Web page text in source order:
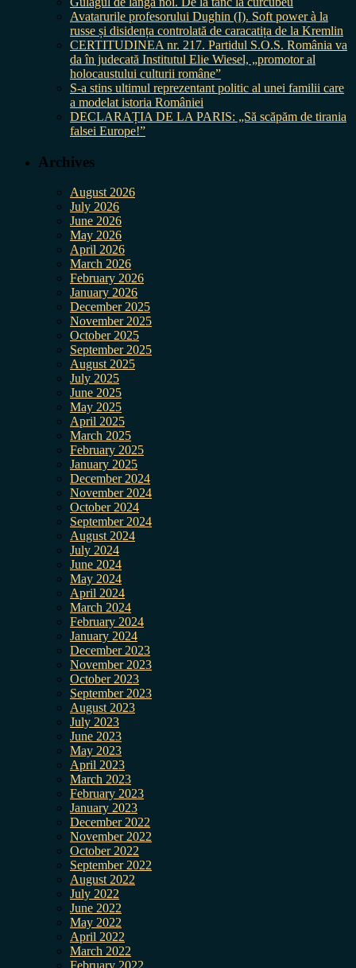
Avatarurile profesorului Dughin (I). Soft power à la
russe și disidența controlată de caracatița de la Kremlin
CERTITUDINEA nr. 217. Partidul S.O.S. România va
da în judecată Institutul Elie Wiesel, „promotor al
holocaustului culturii române”
S-a stins ultimul reprezentant politic al unei familii care
a modelat istoria României
DECLARAȚIA DE LA PARIS: „Să scăpăm de tirania
falsei Europe!”
Archives
August 2026
July 2026
June 2026
May 2026
April 2026
March 2026
February 2026
January 2026
December 2025
November 2025
October 2025
September 2025
August 2025
July 2025
June 2025
May 2025
April 2025
March 2025
February 2025
January 2025
December 2024
November 2024
October 2024
September 2024
August 2024
July 2024
June 2024
May 2024
April 2024
March 2024
February 2024
January 2024
December 2023
November 2023
October 2023
September 2023
August 2023
July 2023
June 2023
May 2023
April 2023
March 2023
February 2023
January 2023
December 2022
November 2022
October 2022
September 2022
August 2022
July 2022
June 2022
May 2022
April 2022
March 2022